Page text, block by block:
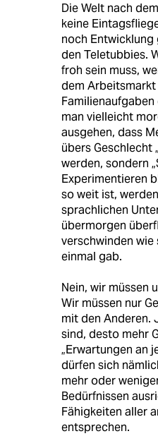
Die Welt nach
keine
noch Entwicklung
den Teletubbies.
froh sein muss,
dem
Familienaufgaben
man vielleicht
ausgehen, dass
übers Geschlecht
werden, sondern
Experimentieren
so weit ist,
sprachlichen
übermorgen
verschwinden wie
einmal gab.
Nein, wir müssen
Wir müssen nur
mit den Anderen.
sind, desto mehr
„Erwartungen an
dürfen sich
mehr oder
Bedürfnissen
Fähigkeiten aller
entsprechen.